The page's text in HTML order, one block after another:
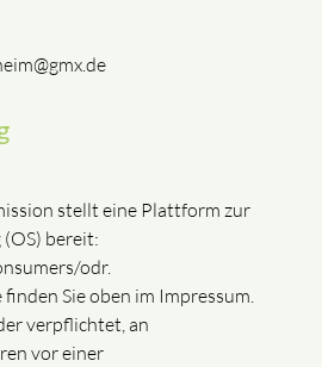
stellt eine Plattform zur
bereit:
odr.
Sie oben im Impressum.
verpflichtet, an
vor einer